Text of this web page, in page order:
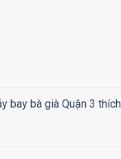
bay bà già Quận 3